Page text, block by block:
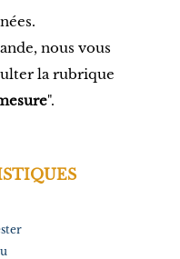
nous vous
la rubrique
".